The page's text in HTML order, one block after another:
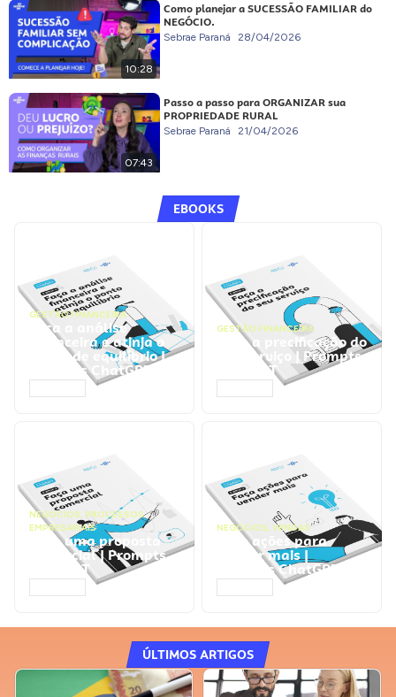
10:28
Como planejar a SUCESSÃO FAMILIAR do
NEGÓCIO.
Sebrae Paraná 28/04/2026
07:43
Passo a passo para ORGANIZAR sua
PROPRIEDADE RURAL
Sebrae Paraná 21/04/2026
EBOOKS
GESTÃO FINANCEIRA
Faça a análise
financeira e atinja o
ponto de equilíbrio |
Prompts ChatGPT
GESTÃO FINANCEIRA
Faça a precificação do
seu serviço | Prompts
ChatGPT
NEGÓCIOS, PROCESSOS
EMPRESARIAIS
Faça uma proposta
comercial | Prompts
ChatGPT
NEGÓCIOS, VENDAS
Faça ações para
vender mais |
Prompts ChatGPT
ÚLTIMOS ARTIGOS